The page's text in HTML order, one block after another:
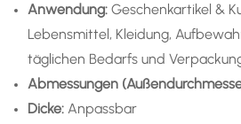
Anwendung: Geschenkartikel &
Lebensmittel, Kleidung,
täglichen Bedarfs und
Abmessungen
Dicke: Anpassbar